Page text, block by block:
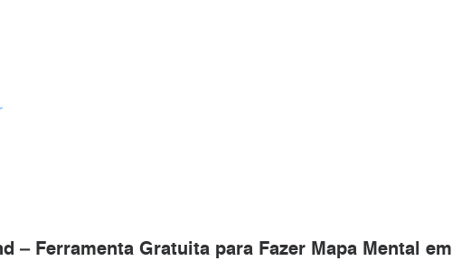
– Ferramenta Gratuita para Fazer Mapa Mental em